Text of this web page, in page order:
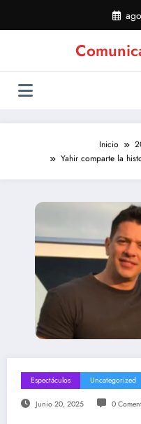
contenido
Inicio
Yahir comparte la
Espectáculos Uncategorized
Junio 20, 2025 0